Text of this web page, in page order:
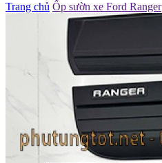
Trang chủ Ốp sườn xe Ford Ranger